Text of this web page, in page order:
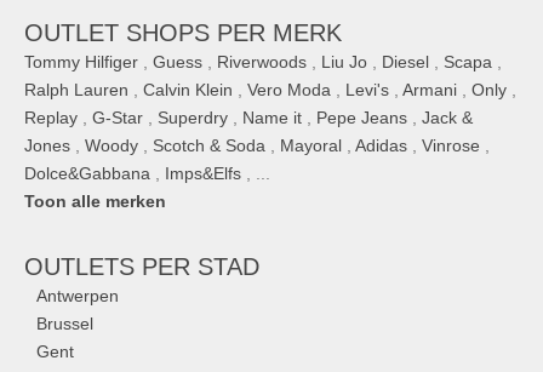
OUTLET SHOPS PER MERK
Tommy Hilfiger Guess Riverwoods Liu Jo Diesel Scapa
Ralph Lauren
Calvin Klein Vero Moda Levi's Armani Only
Replay
G-Star Superdry Name it Pepe Jeans
Jack &
Jones
Woody Scotch & Soda Mayoral Adidas Vinrose
Dolce&Gabbana
Imps&Elfs
Toon alle merken
OUTLETS PER STAD
Antwerpen
Brussel
Gent